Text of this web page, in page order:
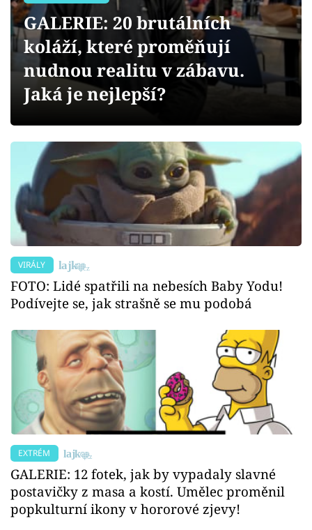
Videa
Sledujte prima+
Sledujte nás
GALERIE: 20 brutálních
koláží, které proměňují
nudnou realitu v zábavu.
Jaká je nejlepší?
VIRÁLY
FOTO: Lidé spatřili na nebesích Baby Yodu!
Podívejte se, jak strašně se mu podobá
EXTRÉM
GALERIE: 12 fotek, jak by vypadaly slavné
postavičky z masa a kostí. Umělec proměnil
popkulturní ikony v hororové zjevy!